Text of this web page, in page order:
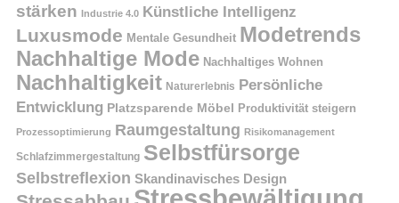
stärken Industrie 4.0 Künstliche Intelligenz
Luxusmode Mentale Gesundheit Modetrends
Nachhaltige Mode Nachhaltiges Wohnen
Nachhaltigkeit Naturerlebnis Persönliche
Entwicklung Platzsparende Möbel Produktivität steigern
Prozessoptimierung Raumgestaltung Risikomanagement
Schlafzimmergestaltung Selbstfürsorge
Selbstreflexion Skandinavisches Design